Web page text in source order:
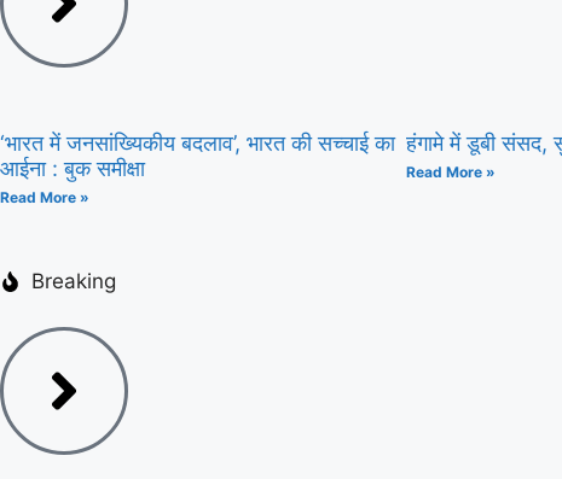
‘भारत में जनसांख्यिकीय बदलाव’, भारत की सच्चाई का
आईना : बुक समीक्षा
Read More »
हंगामे में डूबी संसद,
Read More »
Breaking